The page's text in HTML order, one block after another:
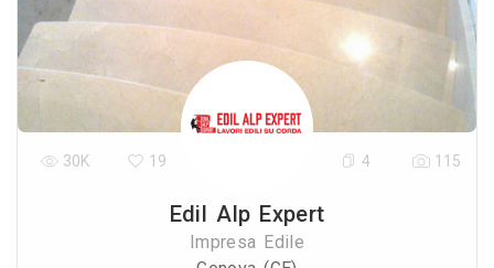
Edil Alp Expert
Impresa Edile
30K 19 4 115